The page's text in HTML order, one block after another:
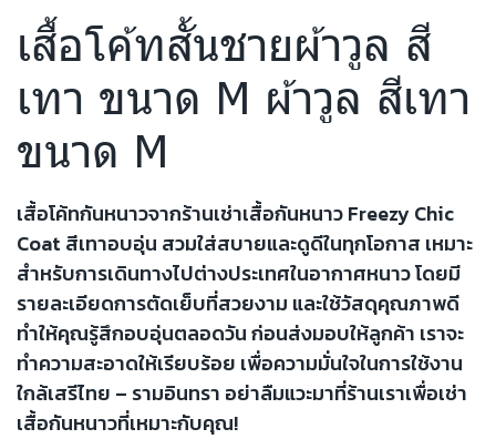
เสื้อโค้ทสั้นชายผ้าวูล สี
เทา ขนาด M ผ้าวูล สีเทา
ขนาด M
เสื้อโค้ทกันหนาวจากร้านเช่าเสื้อกันหนาว Freezy Chic
Coat สีเทาอบอุ่น สวมใส่สบายและดูดีในทุกโอกาส เหมาะ
สำหรับการเดินทางไปต่างประเทศในอากาศหนาว โดยมี
รายละเอียดการตัดเย็บที่สวยงาม และใช้วัสดุคุณภาพดี
ทำให้คุณรู้สึกอบอุ่นตลอดวัน ก่อนส่งมอบให้ลูกค้า เราจะ
ทำความสะอาดให้เรียบร้อย เพื่อความมั่นใจในการใช้งาน
ใกล้เสรีไทย – รามอินทรา อย่าลืมแวะมาที่ร้านเราเพื่อเช่า
เสื้อกันหนาวที่เหมาะกับคุณ!